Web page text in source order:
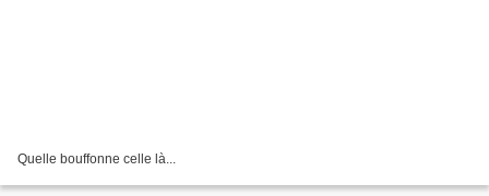
Quelle bouffonne celle là...